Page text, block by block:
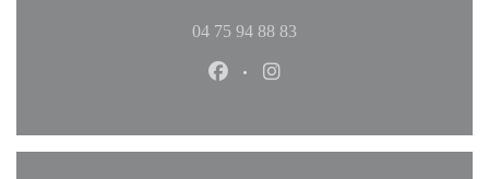
04 75 94 88 83
Facebook ((ouvre une nouvelle